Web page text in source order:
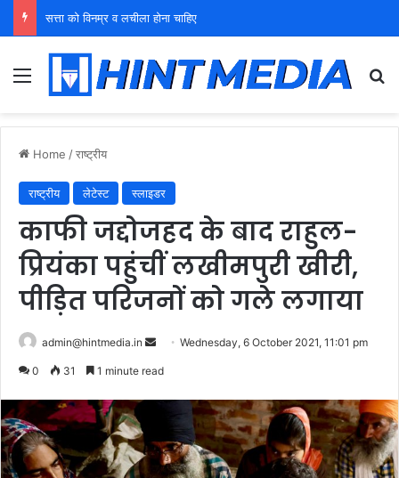
युवा शक्ति को पहचाने बूढ़ा नेतृत्व
Menu
Home /राष्ट्रीय
राष्ट्रीय लेटेस्ट स्लाइडर
काफी जद्दोजहद के बाद राहुल-
प्रियंका पहुंचीं लखीमपुरी खीरी,
पीड़ित परिजनों को गले लगाया
admin@hintmedia.in
SendWednesday, 6 October 2021, 11:01 pm
0 31 1 minute read